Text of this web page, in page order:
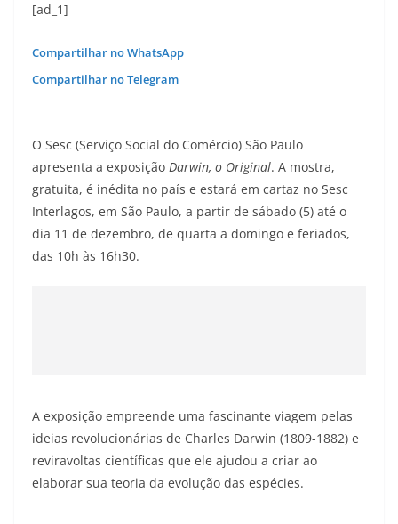
[ad_1]
Compartilhar no WhatsApp
Compartilhar no Telegram
O Sesc (Serviço Social do Comércio) São Paulo
apresenta a exposição Darwin, o Original. A mostra,
gratuita, é inédita no país e estará em cartaz no Sesc
Interlagos, em São Paulo, a partir de sábado (5) até o
dia 11 de dezembro, de quarta a domingo e feriados,
das 10h às 16h30.
A exposição empreende uma fascinante viagem pelas
ideias revolucionárias de Charles Darwin (1809-1882) e
reviravoltas científicas que ele ajudou a criar ao
elaborar sua teoria da evolução das espécies.